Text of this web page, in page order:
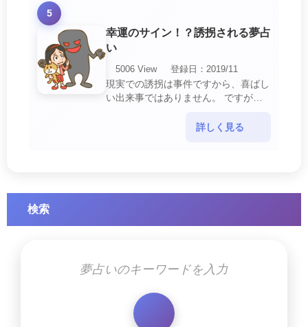
5
幸運のサイン！？誘拐される夢占
い
5006 View
登録日：2019/11
現実での誘拐は事件ですから、喜ばし
い出来事ではありません。 ですが、
詳しく見る
検索